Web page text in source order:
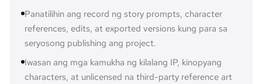
Panatilihin ang record ng story prompts, character
references, edits, at exported versions kung para sa
seryosong publishing ang project.
Iwasan ang mga kamukha ng kilalang IP, kinopyang
characters, at unlicensed na third-party reference art